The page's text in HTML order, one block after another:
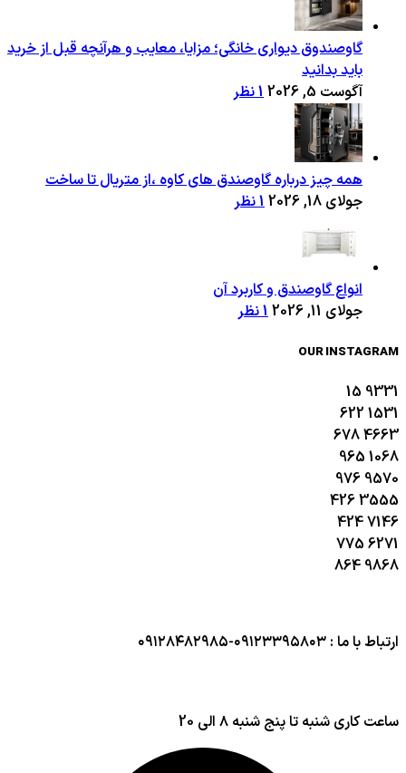
گاوصندوق دیواری خانگی؛ مزایا، معایب و هرآنچه قبل از خرید
باید بدانید
آگوست 5, 2026
1 نظر
همه چیز درباره گاوصندق های کاوه ،از متریال تا ساخت
جولای 18, 2026
1 نظر
انواع گاوصندق و کاربرد آن
جولای 11, 2026
1 نظر
OUR INSTAGRAM
9331
15
1531
622
4663
678
1068
965
9570
976
3555
426
7146
424
6271
775
9868
864
ارتباط با ما : ۰۹۱۲۳۳۹۵۸۰۳-۰۹۱۲۸۴۸۲۹۸۵
ساعت کاری شنبه تا پنج شنبه ۸ الی 20